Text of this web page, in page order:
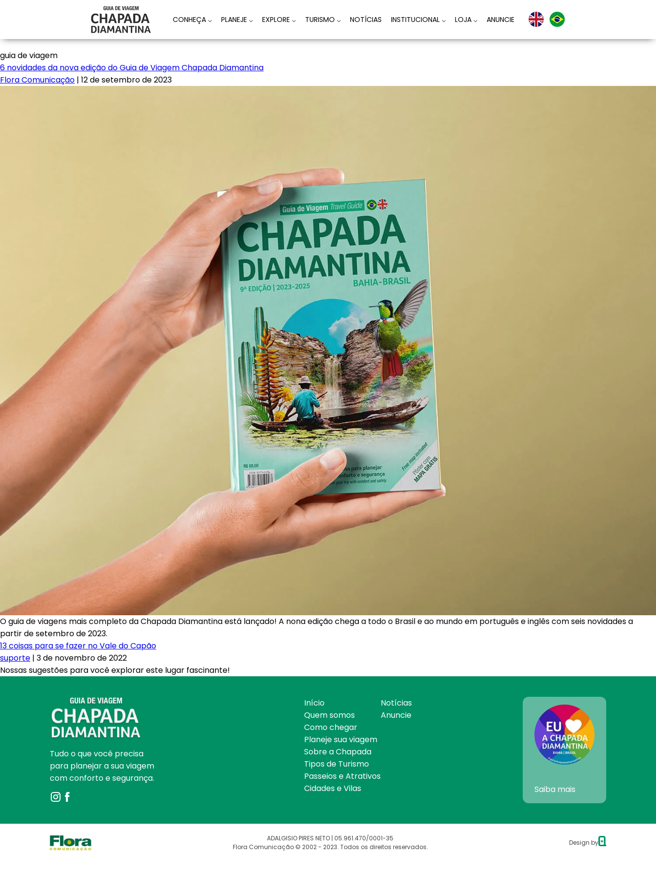
CONHEÇA ⌵ PLANEJE ⌵ EXPLORE ⌵ TURISMO ⌵ NOTÍCIAS INSTITUCIONAL ⌵ LOJA ⌵ ANUNCIE
guia de viagem
6 novidades da nova edição do Guia de Viagem Chapada Diamantina
Flora Comunicação | 12 de setembro de 2023
‌O guia de viagens mais completo da Chapada Diamantina está lançado! A nona edição chega a todo o Brasil e ao mundo em português e inglês com seis novidades a
partir de setembro de 2023.
13 coisas para se fazer no Vale do Capão
suporte | 3 de novembro de 2022
Nossas sugestões para você explorar este lugar fascinante!
Tudo o que você precisa
para planejar a sua viagem
com conforto e segurança.
Início
Quem somos
Como chegar
Planeje sua viagem
Sobre a Chapada
Tipos de Turismo
Passeios e Atrativos
Cidades e Vilas
Notícias
Anuncie
Saiba mais
ADALGISIO PIRES NETO | 05.961.470/0001-35
Flora Comunicação © 2002 - 2023. Todos os direitos reservados.
Design by